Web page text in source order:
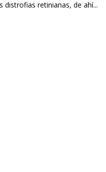
retinianas, de ahí...